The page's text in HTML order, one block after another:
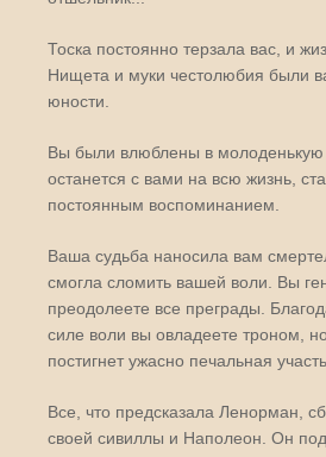
Тоска постоянно терзала вас, и
Нищета и муки честолюбия были
юности.
Вы были влюблены в молоденькую
останется с вами на всю жизнь,
постоянным воспоминанием.
Ваша судьба наносила вам
смогла сломить вашей воли. Вы
преодолеете все преграды.
силе воли вы овладеете троном,
постигнет ужасно печальная
Все, что предсказала Ленорман,
своей сивиллы и Наполеон. Он